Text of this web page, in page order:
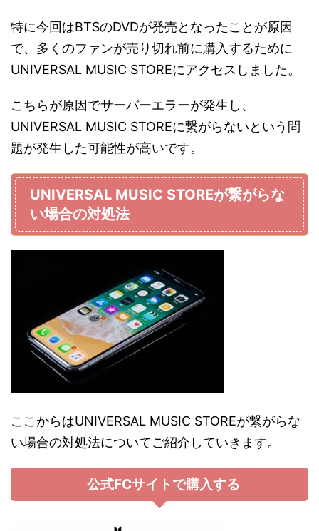
特に今回はBTSのDVDが発売となったことが原因
で、多くのファンが売り切れ前に購入するために
UNIVERSAL MUSIC STOREにアクセスしました。
こちらが原因でサーバーエラーが発生し、
UNIVERSAL MUSIC STOREに繋がらないという問
題が発生した可能性が高いです。
UNIVERSAL MUSIC STOREが繋がらな
い場合の対処法
ここからはUNIVERSAL MUSIC STOREが繋がらな
い場合の対処法についてご紹介していきます。
公式FCサイトで購入する